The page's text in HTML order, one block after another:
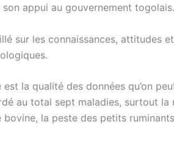
appui au gouvernement togolais.
sur les connaissances, attitudes
la qualité des données qu’on
au total sept maladies, surtout la
la peste des petits